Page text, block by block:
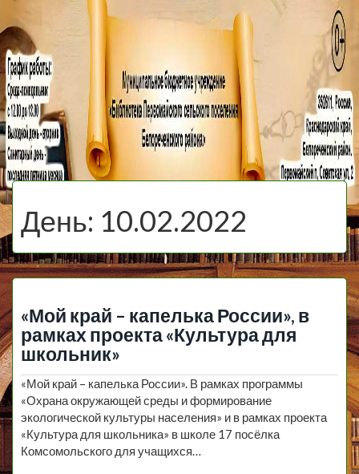
МБУ Библиотека
Первомайского
Сельского
Поселения
День: 10.02.2022
«Мой край – капелька России», в
рамках проекта «Культура для
школьник»
«Мой край – капелька России». В рамках программы
«Охрана окружающей среды и формирование
экологической культуры населения» и в рамках проекта
«Культура для школьника» в школе 17 посёлка
Комсомольского для учащихся…